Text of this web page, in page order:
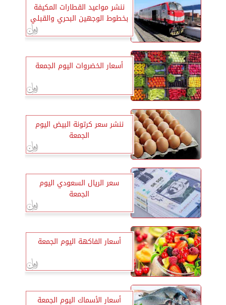
ننشر مواعيد القطارات المكيفة
بخطوط الوجهين البحري والقبلي
أسعار الخضروات اليوم الجمعة
ننشر سعر كرتونة البيض اليوم
الجمعة
سعر الريال السعودي اليوم
الجمعة
أسعار الفاكهة اليوم الجمعة
أسعار الأسماك اليوم الجمعة